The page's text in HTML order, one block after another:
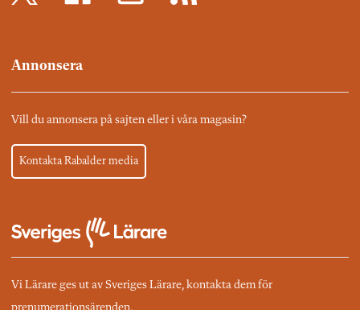
Annonsera
Vill du annonsera på sajten eller i våra magasin?
Kontakta Rabalder media
Vi Lärare ges ut av Sveriges Lärare, kontakta dem för